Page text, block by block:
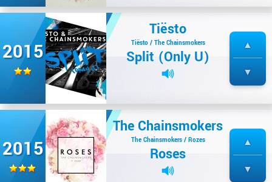
2015
Tiësto
Tiësto / The Chainsmokers
Split (Only U)
2015
The Chainsmokers
The Chainsmokers / Rozes
Roses